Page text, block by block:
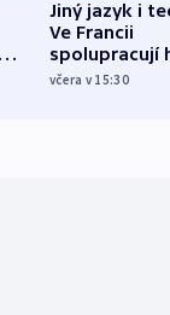
Jiný jazyk i
Ve Francii
spolupracují
různých zemí
včera v 15:30